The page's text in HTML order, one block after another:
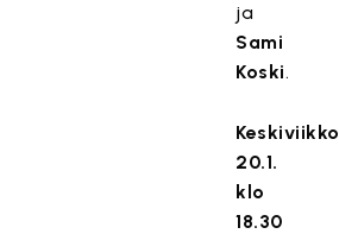
ja
Sami
Koski.
Keskiviikko
20.1.
klo
18.30